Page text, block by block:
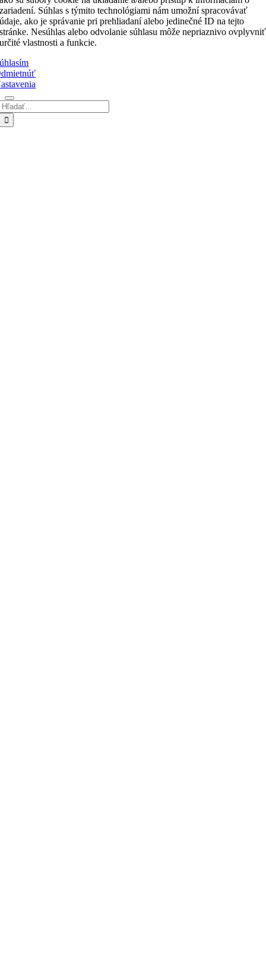
zariadení. Súhlas s týmito technológiami nám umožní spracovávať
údaje, ako je správanie pri prehliadaní alebo jedinečné ID na tejto
stránke. Nesúhlas alebo odvolanie súhlasu môže nepriaznivo ovplyvniť
určité vlastnosti a funkcie.